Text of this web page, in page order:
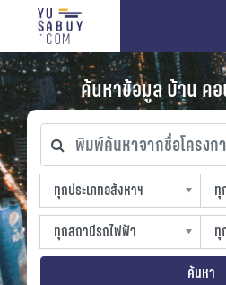
ค้นหาข้อมูล บ้าน คอ
พิมพ์ค้นหาจากชื่อโครงการ,
ทุกประเภทอสังหาฯ
ทุกประเภทอสังหาฯ
sproperty
ทุกทำเลที่ตั้ง
ทุ
ทุกสถานีรถไฟฟ้า
ทุกสถานีรถไฟฟ้า
strain-station
ทุกช่วงราคา
ทุ
ค้นหา